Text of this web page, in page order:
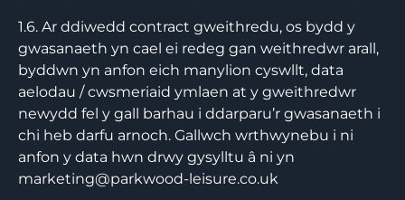
1.6. Ar ddiwedd contract gweithredu, os bydd y
gwasanaeth yn cael ei redeg gan weithredwr arall,
byddwn yn anfon eich manylion cyswllt, data
aelodau / cwsmeriaid ymlaen at y gweithredwr
newydd fel y gall barhau i ddarparu’r gwasanaeth i
chi heb darfu arnoch. Gallwch wrthwynebu i ni
anfon y data hwn drwy gysylltu â ni yn
marketing@parkwood-leisure.co.uk